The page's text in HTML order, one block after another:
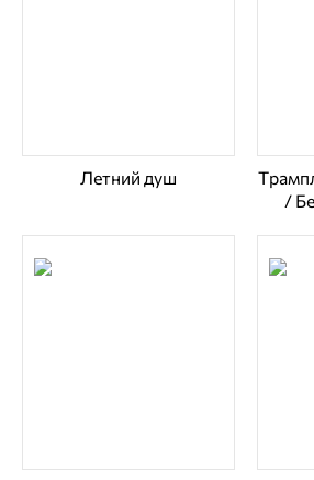
Летний душ
/